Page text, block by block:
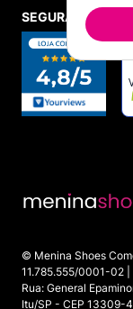
SEGURANÇA E
© Menina Shoes
11.785.555/0001-02 |
Rua: General
Itu/SP - CEP 13309-